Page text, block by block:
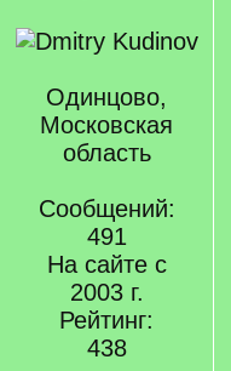
Одинцово,
Московская
область
Сообщений:
491
На сайте с
2003 г.
Рейтинг:
438